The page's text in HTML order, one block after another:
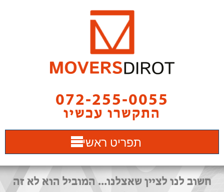
072-255-0055
התקשרו עכשיו
תפריט ראשי
חשוב לנו לציין שאצלנו... המוביל הוא לא זה